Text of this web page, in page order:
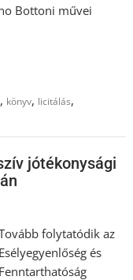
Bottoni művei
, könyv, licitálás,
jótékonysági
folytatódik az
Esélyegyenlőség és
Fenntarthatóság